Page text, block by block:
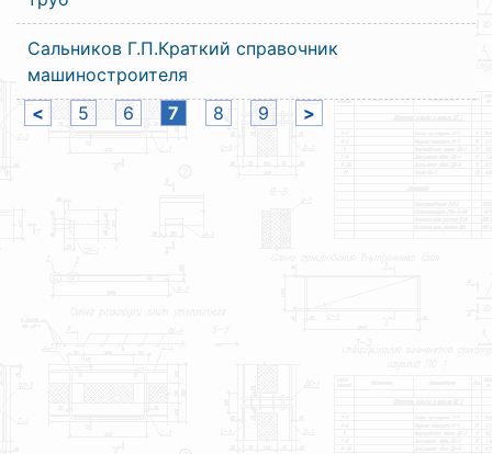
Сальников Г.П.Краткий справочник
машиностроителя
<
5 6 7 8 9 >